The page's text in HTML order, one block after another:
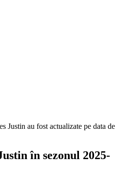
Justin au fost actualizate pe data de
în sezonul 2025-